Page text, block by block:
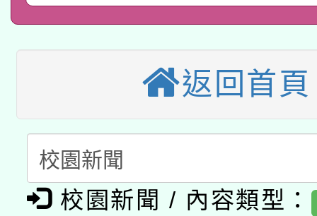
接種對象擴大為「滿6
接種之民眾」措施，
月28日止
業技術研究院辦理「
用水績優單位及節水達
桃園市孔廟祈福系列
開 智慧啟航」
2026年桃園地景藝術
「2026桃園藝術巡演
關事宜
轉知教育部國民及學前
國立臺灣師範大學辦理
年度健康促進學校輔導
函轉國家教育研究院中
原住民族教育政策研討
轉知教育部國民及學前
返回首頁
校園新聞 / 內容類型：